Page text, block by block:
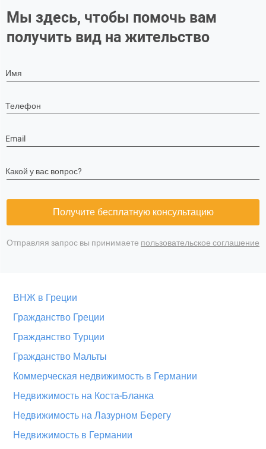
Мы здесь, чтобы помочь вам
получить вид на жительство
Имя
Телефон
Email
Какой у вас вопрос?
Получите бесплатную консультацию
Отправляя запрос вы принимаете пользовательское соглашение
ВНЖ в Греции
Гражданство Греции
Гражданство Турции
Гражданство Мальты
Коммерческая недвижимость в Германии
Недвижимость на Коста-Бланка
Недвижимость на Лазурном Берегу
Недвижимость в Германии